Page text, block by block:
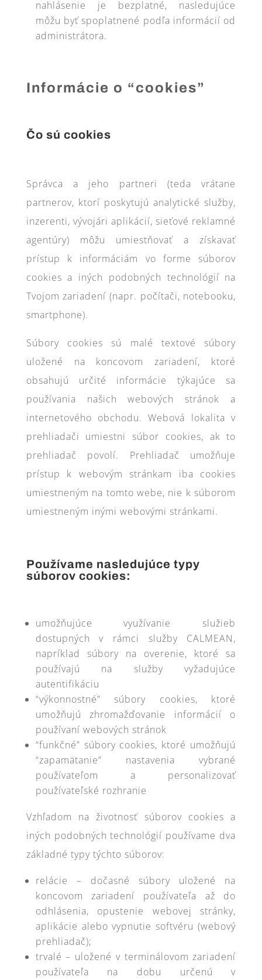
nahlásenie je bezplatné, nasledujúce
môžu byť spoplatnené podľa informácií od
administrátora.
Informácie o “cookies”
Čo sú cookies
Správca a jeho partneri (teda vrátane
partnerov, ktorí poskytujú analytické služby,
inzerenti, vývojári aplikácií, sieťové reklamné
agentúry) môžu umiestňovať a získavať
prístup k informáciám vo forme súborov
cookies a iných podobných technológií na
Tvojom zariadení (napr. počítači, notebooku,
smartphone).
Súbory cookies sú malé textové súbory
uložené na koncovom zariadení, ktoré
obsahujú určité informácie týkajúce sa
používania našich webových stránok a
internetového obchodu. Webová lokalita v
prehliadači umiestni súbor cookies, ak to
prehliadač povolí. Prehliadač umožňuje
prístup k webovým stránkam iba cookies
umiestneným na tomto webe, nie k súborom
umiestneným inými webovými stránkami.
Používame nasledujúce typy
súborov cookies:
umožňujúce využívanie služieb
dostupných v rámci služby CALMEAN,
napríklad súbory na overenie, ktoré sa
používajú na služby vyžadujúce
autentifikáciu
“výkonnostné” súbory cookies, ktoré
umožňujú zhromažďovanie informácií o
používaní webových stránok
“funkčné” súbory cookies, ktoré umožňujú
“zapamätanie” nastavenia vybrané
používateľom a personalizovať
používateľské rozhranie
Vzhľadom na životnosť súborov cookies a
iných podobných technológií používame dva
základné typy týchto súborov:
relácie – dočasné súbory uložené na
koncovom zariadení používateľa až do
odhlásenia, opustenie webovej stránky,
aplikácie alebo vypnutie softvéru (webový
prehliadač);
trvalé – uložené v terminálovom zariadení
používateľa na dobu určenú v